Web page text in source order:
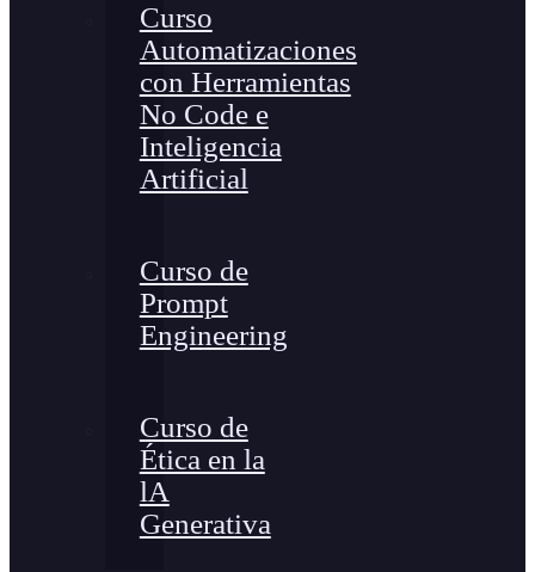
Curso
Automatizaciones
con Herramientas
No Code e
Inteligencia
Artificial
Curso de
Prompt
Engineering
Curso de
Ética en la
lA
Generativa